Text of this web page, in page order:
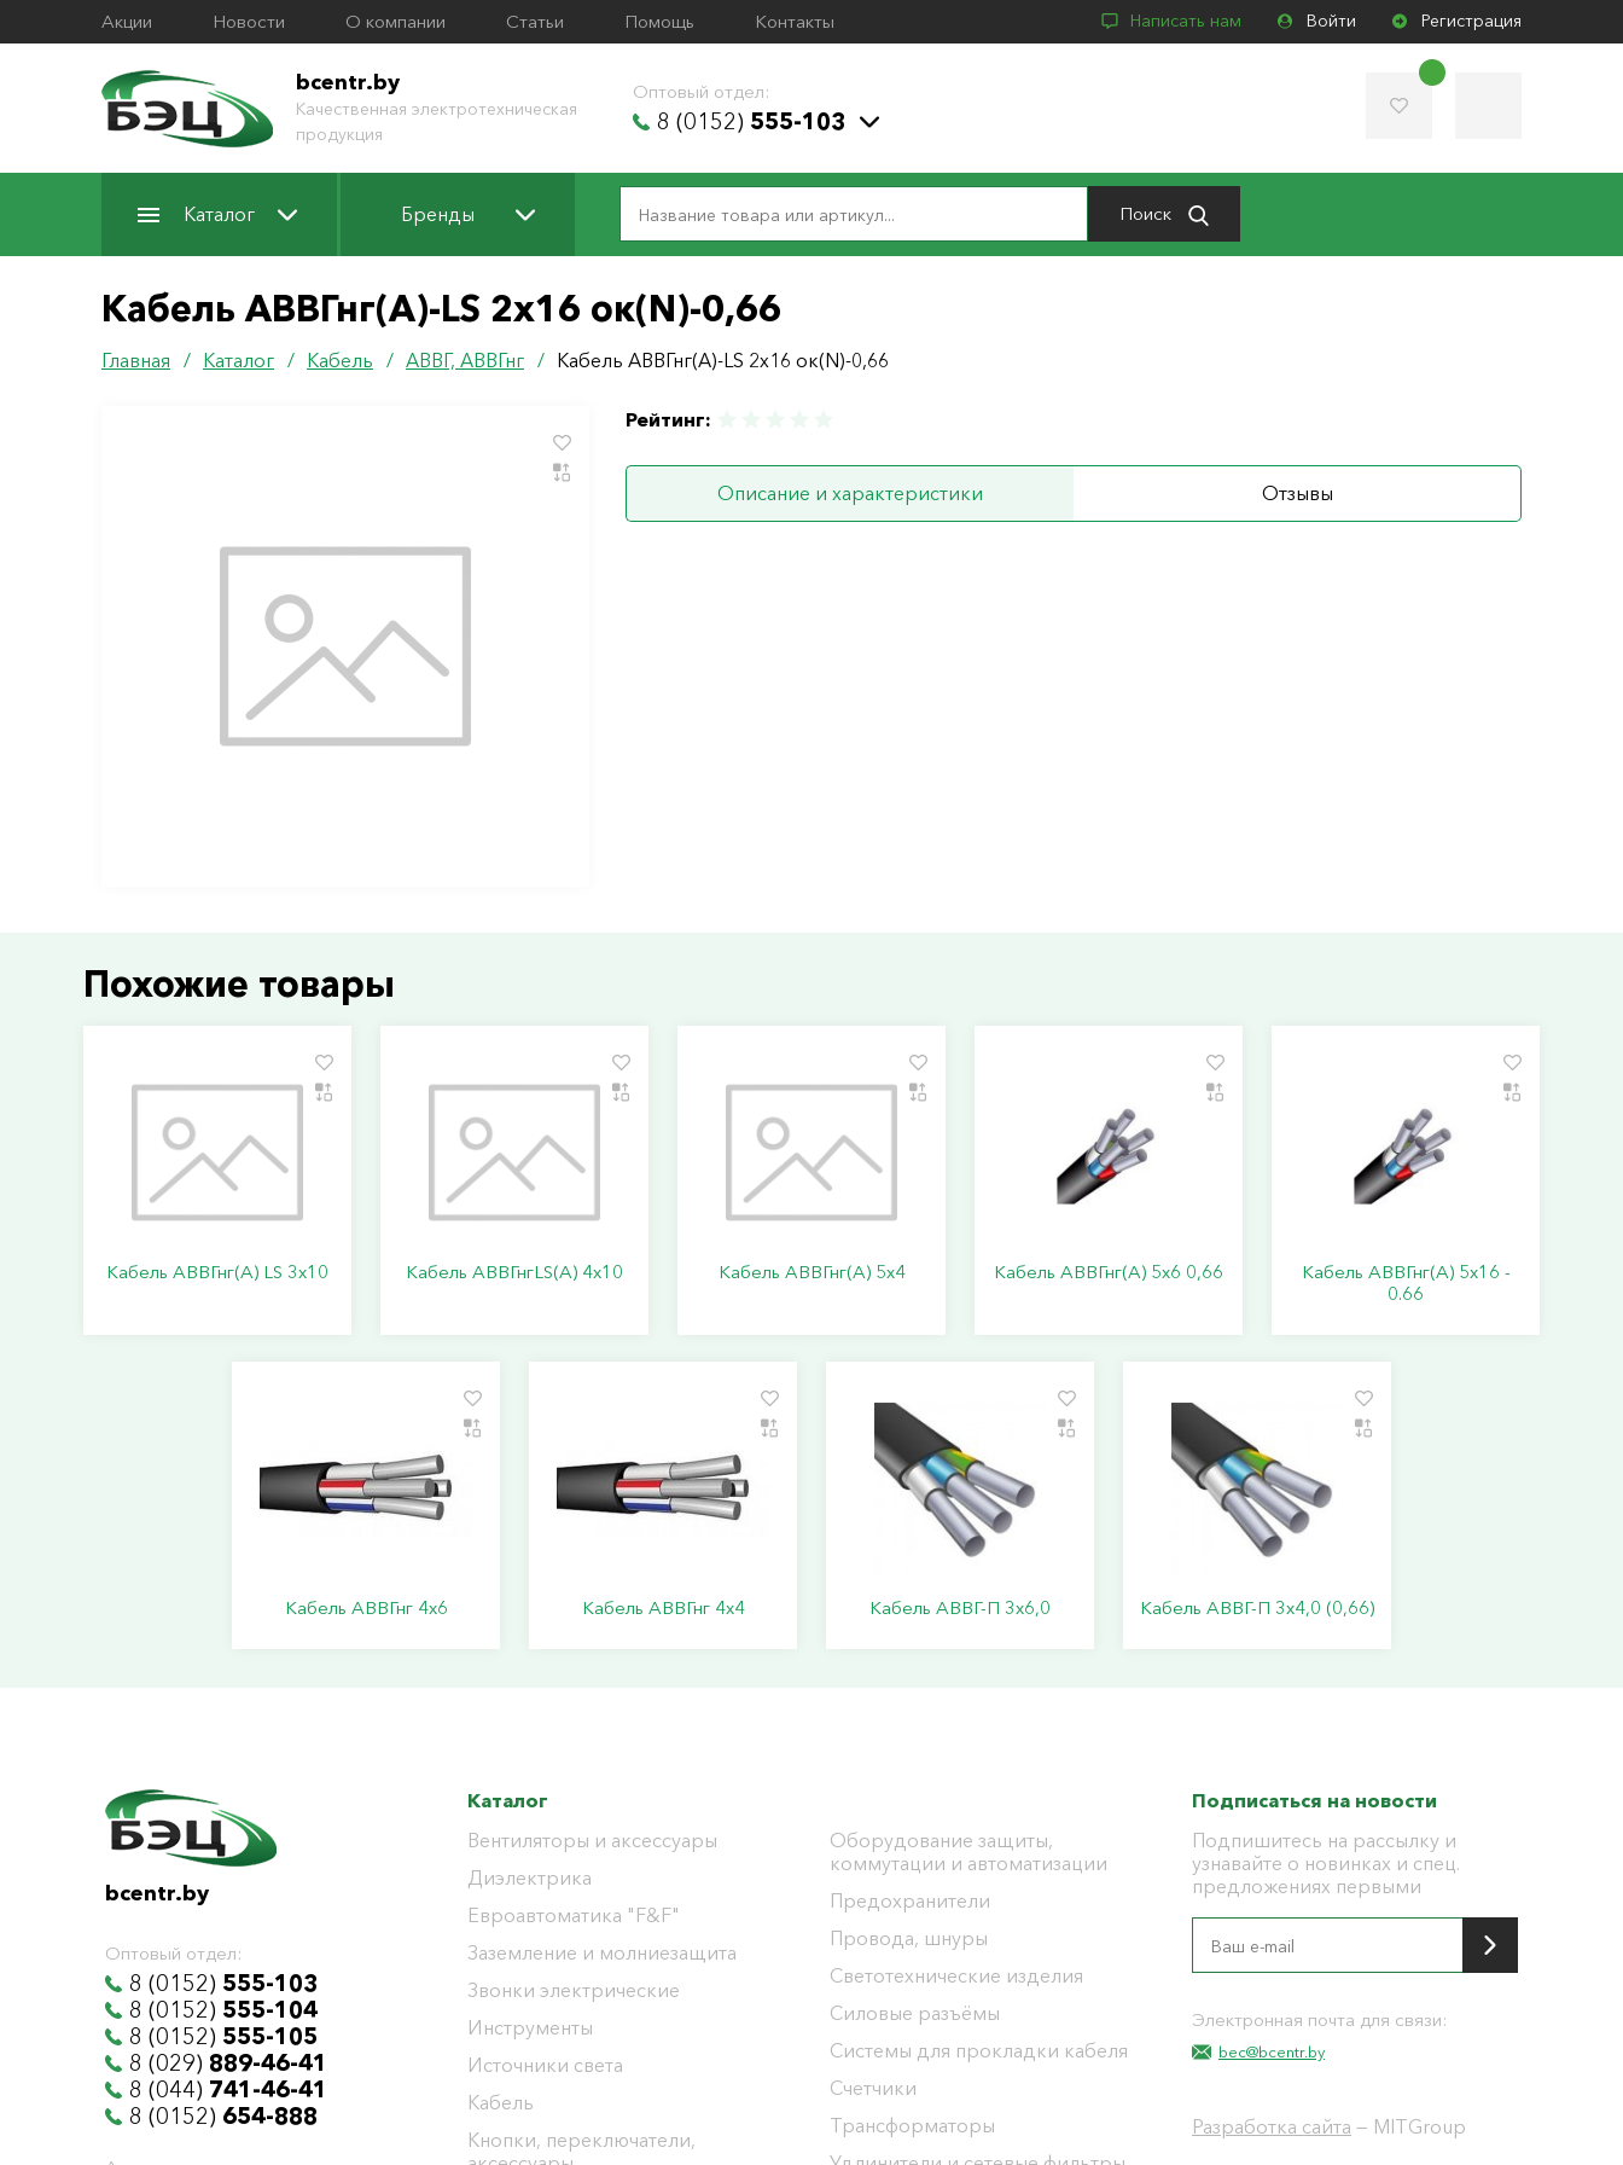
Акции Новости О компании Статьи Помощь Контакты Написать нам Войти Регистрация
bcentr.by
Качественная электротехническая
продукция
Оптовый отдел:
8 (0152) 555-103
Каталог Бренды Поиск
Кабель АВВГнг(А)-LS 2х16 ок(N)-0,66
Главная / Каталог / Кабель / АВВГ, АВВГнг / Кабель АВВГнг(А)-LS 2х16 ок(N)-0,66
Рейтинг:
Описание и характеристики Отзывы
Похожие товары
Кабель АВВГнг(А) LS 3х10 Кабель АВВГнгLS(А) 4х10 Кабель АВВГнг(А) 5х4 Кабель АВВГнг(А) 5х6 0,66
Кабель АВВГнг(А) 5х16 -
0.66
Кабель АВВГнг 4х6 Кабель АВВГнг 4х4 Кабель АВВГ-П 3х6,0 Кабель АВВГ-П 3х4,0 (0,66)
bcentr.by
Оптовый отдел:
8 (0152) 555-103
8 (0152) 555-104
8 (0152) 555-105
8 (029) 889-46-41
8 (044) 741-46-41
8 (0152) 654-888
Каталог
Вентиляторы и аксессуары
Диэлектрика
Евроавтоматика "F&F"
Заземление и молниезащита
Звонки электрические
Инструменты
Источники света
Кабель
Кнопки, переключатели,
Оборудование защиты,
коммутации и автоматизации
Предохранители
Провода, шнуры
Светотехнические изделия
Силовые разъёмы
Системы для прокладки кабеля
Счетчики
Трансформаторы
Подписаться на новости
Подпишитесь на рассылку и
узнавайте о новинках и спец.
предложениях первыми
Электронная почта для связи:
bec@bcentr.by
Разработка сайта — MITGroup